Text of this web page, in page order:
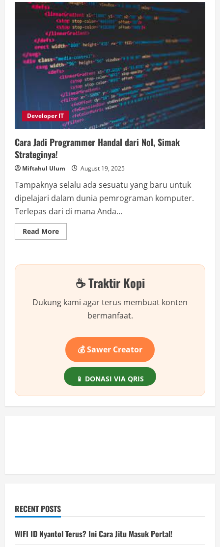
Karier
Programmer
Cemerlang?
Ini
Langkah
Awalnya!
Developer IT
Cara Jadi Programmer Handal dari Nol, Simak
Strateginya!
Miftahul Ulum August 19, 2025
Tampaknya selalu ada sesuatu yang baru untuk
dipelajari dalam dunia pemrograman komputer.
Terlepas dari di mana Anda...
Read MoreRead
more
Programmer
Strateginya!
☕ Traktir Kopi
Dukung kami agar terus membuat konten
bermanfaat.
💰 Sawer Creator
📱 DONASI VIA QRIS
RECENT POSTS
WIFI ID Nyantol Terus? Ini Cara Jitu Masuk Portal!